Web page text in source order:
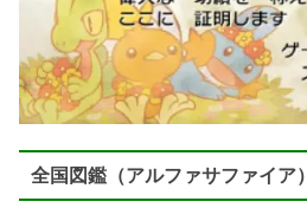
全国図鑑（アルファサファイア）